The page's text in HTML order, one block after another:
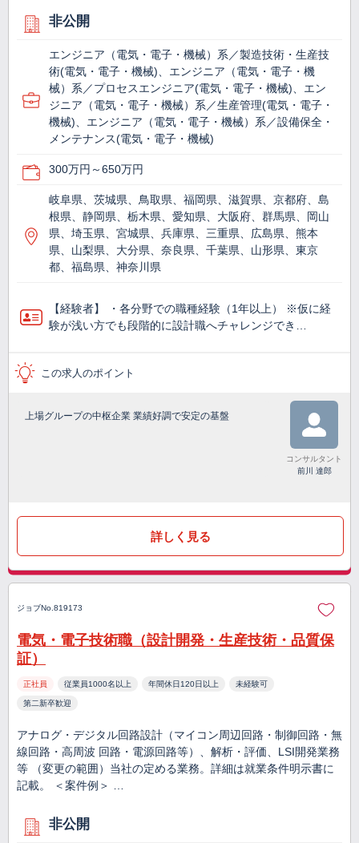
非公開
エンジニア（電気・電子・機械）系／製造技術・生産技
術(電気・電子・機械)、エンジニア（電気・電子・機
械）系／プロセスエンジニア(電気・電子・機械)、エン
ジニア（電気・電子・機械）系／生産管理(電気・電子・
機械)、エンジニア（電気・電子・機械）系／設備保全・
メンテナンス(電気・電子・機械)
300万円～650万円
岐阜県、茨城県、鳥取県、福岡県、滋賀県、京都府、島
根県、静岡県、栃木県、愛知県、大阪府、群馬県、岡山
県、埼玉県、宮城県、兵庫県、三重県、広島県、熊本
県、山梨県、大分県、奈良県、千葉県、山形県、東京
都、福島県、神奈川県
【経験者】 ・各分野での職種経験（1年以上） ※仮に経
験が浅い方でも段階的に設計職へチャレンジでき…
この求人のポイント
上場グループの中枢企業 業績好調で安定の基盤
コンサルタント
前川 達郎
詳しく見る
ジョブNo.819173
電気・電子技術職（設計開発・生産技術・品質保
証）
正社員 従業員1000名以上 年間休日120日以上 未経験可
第二新卒歓迎
アナログ・デジタル回路設計（マイコン周辺回路・制御回路・無
線回路・高周波 回路・電源回路等）、解析・評価、LSI開発業務
等 （変更の範囲）当社の定める業務。詳細は就業条件明示書に
記載。 ＜案件例＞ …
非公開